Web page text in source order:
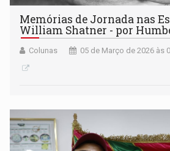
Memórias de Jornada nas
William Shatner - por
Colunas 05 de Março de 2026 às